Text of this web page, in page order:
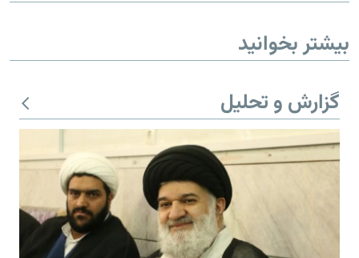
بیشتر بخوانید
گزارش و تحلیل